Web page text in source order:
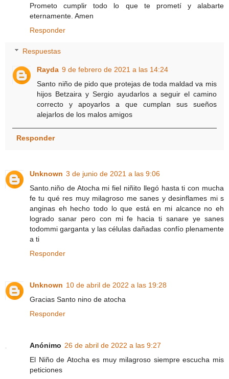
Prometo cumplir todo lo que te prometí y alabarte
eternamente. Amen
Responder
Respuestas
Rayda 9 de febrero de 2021 a las 14:24
Santo niño de pido que protejas de toda maldad va mis
hijos Betzaira y Sergio ayudarlos a seguir el camino
correcto y apoyarlos a que cumplan sus sueños
alejarlos de los malos amigos
Responder
Unknown 3 de junio de 2021 a las 9:06
Santo.niño de Atocha mi fiel niñito llegó hasta ti con mucha
fe tu qué res muy milagroso me sanes y desinflames mi s
anginas eh hecho todo lo que está en mi alcance no eh
logrado sanar pero con mi fe hacia ti sanare ye sanes
todommi garganta y las células dañadas confío plenamente
a ti
Responder
Unknown 10 de abril de 2022 a las 19:28
Gracias Santo nino de atocha
Responder
Anónimo 26 de abril de 2022 a las 9:27
El Niño de Atocha es muy milagroso siempre escucha mis
peticiones